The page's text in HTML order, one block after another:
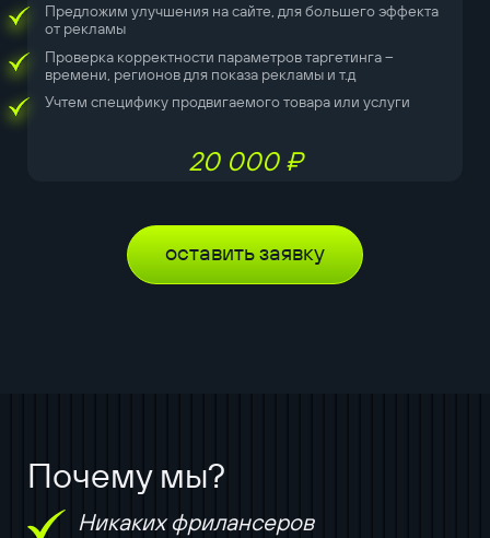
Предложим улучшения на сайте, для большего эффекта
от рекламы
Проверка корректности параметров таргетинга –
времени, регионов для показа рекламы и т.д
Учтем специфику продвигаемого товара или услуги
20 000 ₽
оставить заявку
Почему мы?
Никаких фрилансеров